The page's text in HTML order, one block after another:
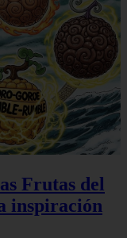
Frutas del
inspiración